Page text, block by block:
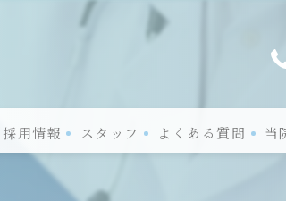
採用情報 スタッフ よくある質問 当